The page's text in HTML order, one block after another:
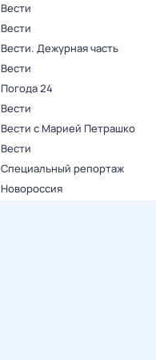
Вести
Вести
Вести. Дежурная часть
Вести
Погода 24
Вести
Вести с Марией Петрашко
Вести
Специальный репортаж
Новороссия